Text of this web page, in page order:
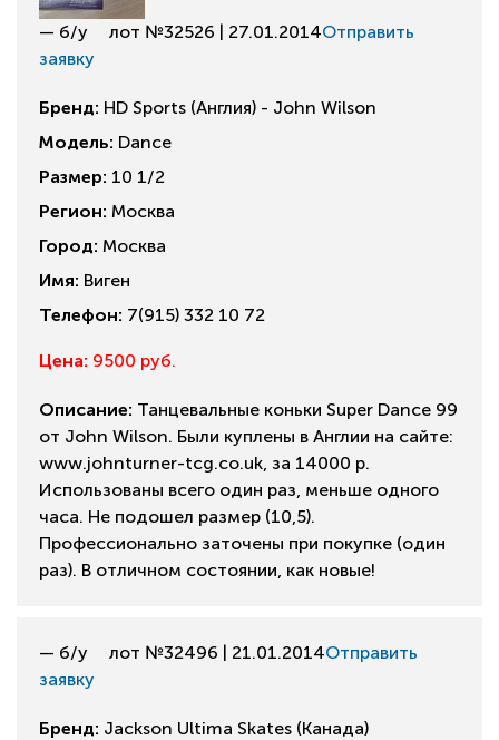
— б/у лот №32526 | 27.01.2014Отправить
заявку
Бренд: HD Sports (Англия) - John Wilson
Модель: Dance
Размер: 10 1/2
Регион: Москва
Город: Москва
Имя: Виген
Телефон: 7(915) 332 10 72
Цена: 9500 руб.
Описание: Танцевальные коньки Super Dance 99
от John Wilson. Были куплены в Англии на сайте:
www.johnturner-tcg.co.uk, за 14000 р.
Использованы всего один раз, меньше одного
часа. Не подошел размер (10,5).
Профессионально заточены при покупке (один
раз). В отличном состоянии, как новые!
— б/у лот №32496 | 21.01.2014Отправить
заявку
Бренд: Jackson Ultima Skates (Канада)